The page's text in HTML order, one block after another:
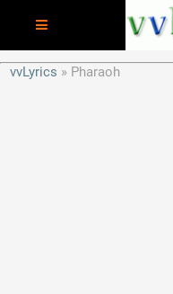
vvLyrics
Pharaoh